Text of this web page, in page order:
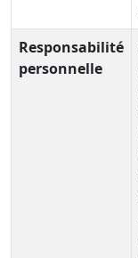
Responsabilité
personnelle